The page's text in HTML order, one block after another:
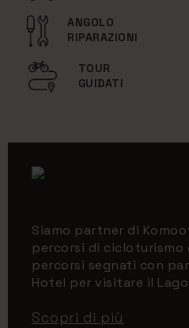
ANGOLO
RIPARAZIONI
TOUR
GUIDATI
Siamo partner di
percorsi di cicloturismo
percorsi segnati con
Hotel per visitare il
Scopri di più